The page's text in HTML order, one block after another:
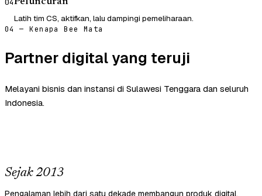
04
Latih tim CS, aktifkan, lalu dampingi pemeliharaan.
04 — Kenapa Bee Mata
Partner digital yang teruji
Melayani bisnis dan instansi di Sulawesi Tenggara dan seluruh
Indonesia.
Sejak 2013